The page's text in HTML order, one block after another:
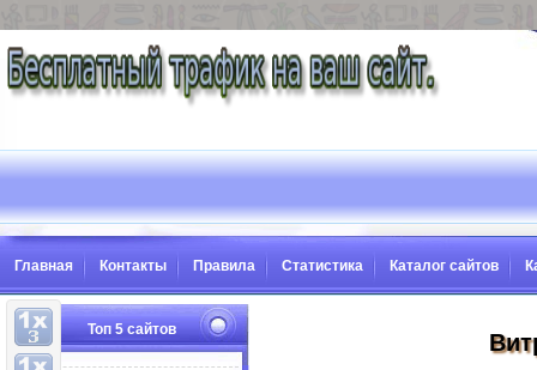
Главная Контакты Правила Статистика Каталог сайтов
Топ 5 сайтов